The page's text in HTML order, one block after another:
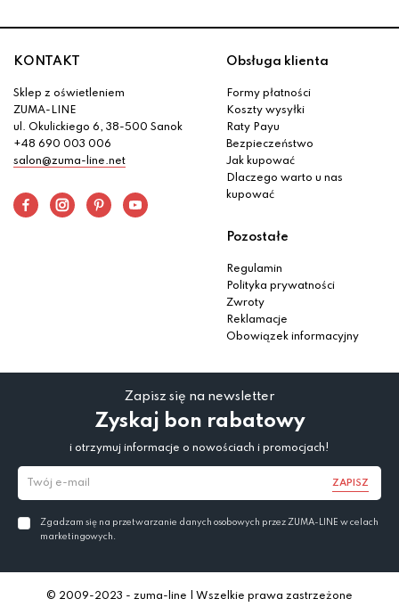
KONTAKT
Sklep z oświetleniem
ZUMA-LINE
ul. Okulickiego 6, 38-500 Sanok
+48 690 003 006
salon@zuma-line.net
Obsługa klienta
Formy płatności
Koszty wysyłki
Raty Payu
Bezpieczeństwo
Jak kupować
Dlaczego warto u nas
kupować
Pozostałe
Regulamin
Polityka prywatności
Zwroty
Reklamacje
Obowiązek informacyjny
Zapisz się na newsletter
Zyskaj bon rabatowy
i otrzymuj informacje o nowościach i promocjach!
ZAPISZ
Zgadzam się na przetwarzanie danych osobowych przez ZUMA-LINE w celach
marketingowych.
© 2009-2023 - zuma-line | Wszelkie prawa zastrzeżone